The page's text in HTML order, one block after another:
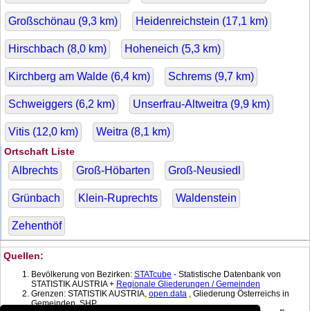
Großschönau (9,3 km) Heidenreichstein (17,1 km)
Hirschbach (8,0 km) Hoheneich (5,3 km)
Kirchberg am Walde (6,4 km) Schrems (9,7 km)
Schweiggers (6,2 km) Unserfrau-Altweitra (9,9 km)
Vitis (12,0 km) Weitra (8,1 km)
Ortschaft Liste
Albrechts Groß-Höbarten Groß-Neusiedl
Grünbach Klein-Ruprechts Waldenstein
Zehenthöf
Quellen:
Bevölkerung von Bezirken: STATcube - Statistische Datenbank von
STATISTIK AUSTRIA + Regionale Gliederungen / Gemeinden
Grenzen: STATISTIK AUSTRIA, open.data , Gliederung Österreichs in
Gemeinden, SHP